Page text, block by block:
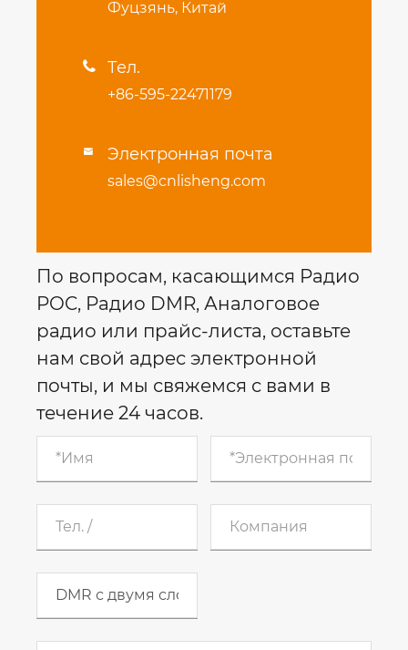
Фуцзянь, Китай
 Тел.
+86-595-22471179
 Электронная почта
sales@cnlisheng.com
По вопросам, касающимся Радио
POC, Радио DMR, Аналоговое
радио или прайс-листа, оставьте
нам свой адрес электронной
почты, и мы свяжемся с вами в
течение 24 часов.